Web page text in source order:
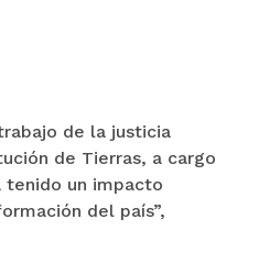
de la justicia
de Tierras, a cargo
tenido un impacto
del país”,